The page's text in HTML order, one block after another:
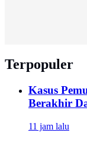
Terpopuler
Kasus
Berakhir
11 jam lalu